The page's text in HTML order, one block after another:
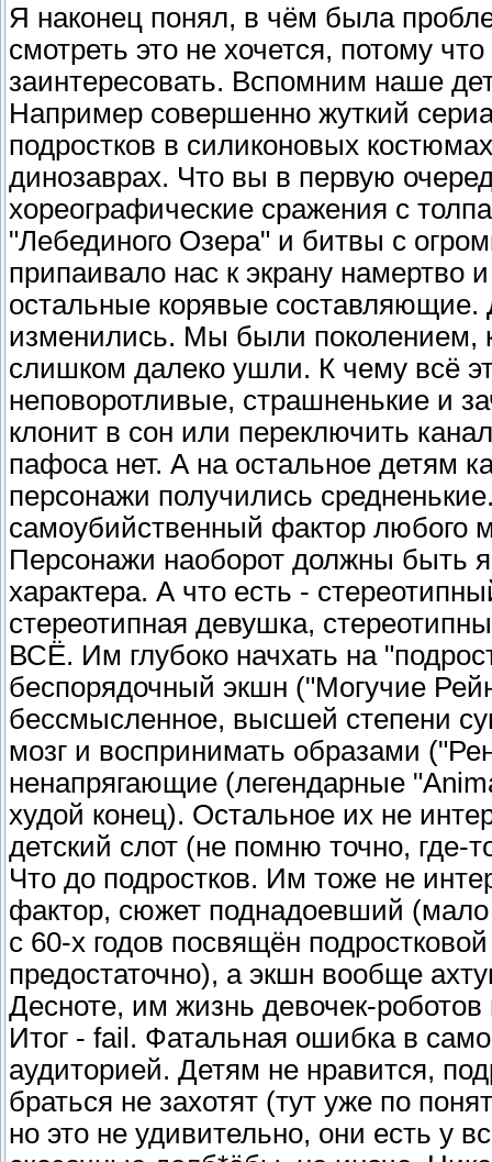
Я наконец понял, в чём была
смотреть это не хочется, потому
заинтересовать. Вспомним наше
Например совершенно жуткий
подростков в силиконовых
динозаврах. Что вы в первую
хореографические сражения с
"Лебединого Озера" и битвы с
припаивало нас к экрану намертво
остальные корявые составляющие.
изменились. Мы были поколением,
слишком далеко ушли. К чему всё
неповоротливые, страшненькие и
клонит в сон или переключить
пафоса нет. А на остальное детям
персонажи получились
самоубийственный фактор любого
Персонажи наоборот должны быть
характера. А что есть -
стереотипная девушка,
ВСЁ. Им глубоко начхать на
беспорядочный экшн ("Могучие
бессмысленное, высшей степени
мозг и воспринимать образами
ненапрягающие (легендарные
худой конец). Остальное их не
детский слот (не помню точно, где-
Что до подростков. Им тоже не
фактор, сюжет поднадоевший (мало
с 60-х годов посвящён
предостаточно), а экшн вообще
Десноте, им жизнь девочек-роботов
Итог - fail. Фатальная ошибка в
аудиторией. Детям не нравится,
браться не захотят (тут уже по
но это не удивительно, они есть у